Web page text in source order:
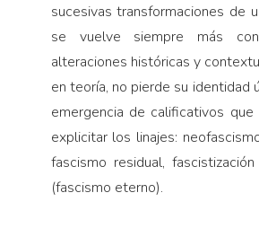
sucesivas transformaciones de
se vuelve siempre más
alteraciones históricas y
en teoría, no pierde su identidad
emergencia de calificativos que
explicitar los linajes:
fascismo residual,
(fascismo eterno).